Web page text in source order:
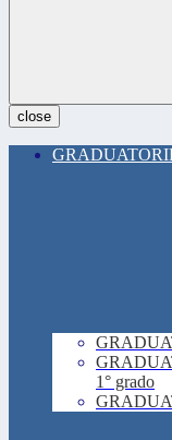
close
1° grado